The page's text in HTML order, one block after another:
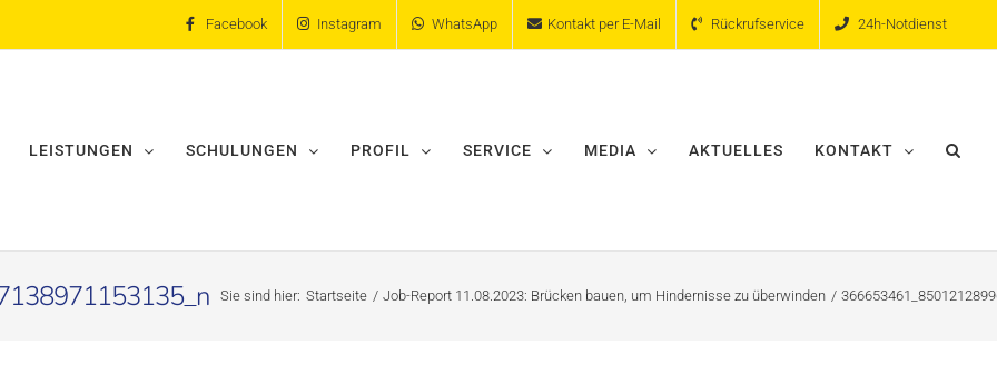
Facebook Instagram WhatsApp Kontakt per E-Mail Rückrufservice 24h-Notdienst
LEISTUNGEN SCHULUNGEN PROFIL SERVICE MEDIA AKTUELLES KONTAKT
Sie sind hier: Startseite Job-Report 11.08.2023: Brücken bauen, um Hindernisse zu überwinden